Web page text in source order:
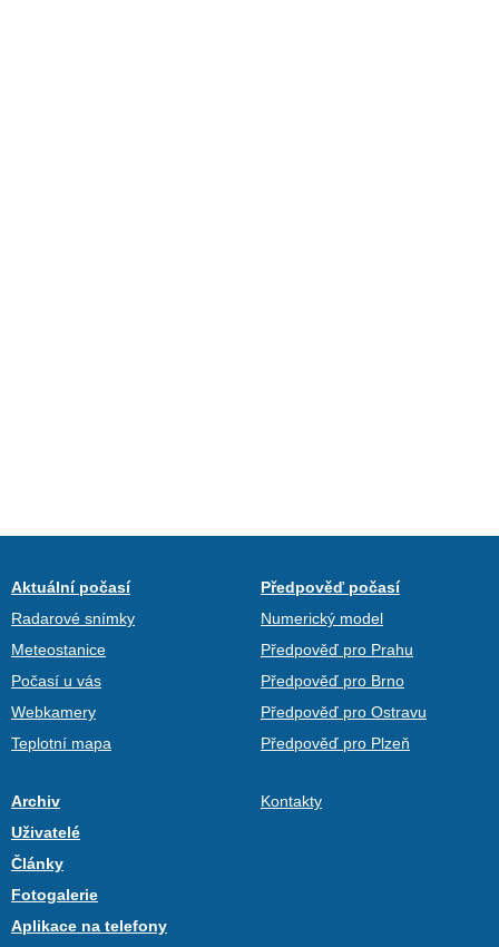
Aktuální počasí
Radarové snímky
Meteostanice
Počasí u vás
Webkamery
Teplotní mapa
Předpověď počasí
Numerický model
Předpověď pro Prahu
Předpověď pro Brno
Předpověď pro Ostravu
Předpověď pro Plzeň
Archiv
Uživatelé
Články
Fotogalerie
Aplikace na telefony
Kontakty